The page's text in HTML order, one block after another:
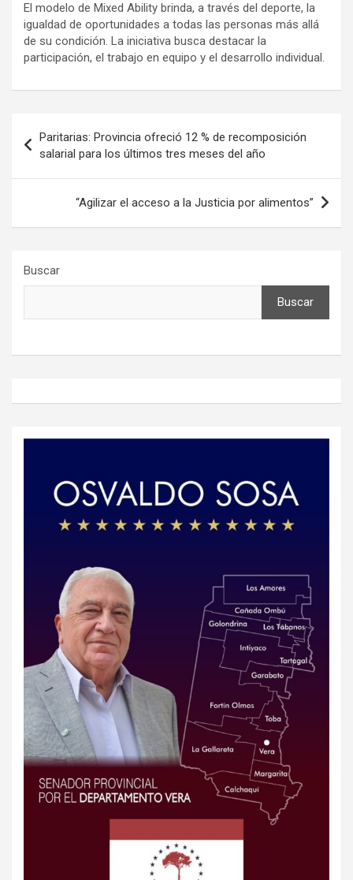
El modelo de Mixed Ability brinda, a través del deporte, la
igualdad de oportunidades a todas las personas más allá
de su condición. La iniciativa busca destacar la
participación, el trabajo en equipo y el desarrollo individual.
de
entradas
Paritarias: Provincia ofreció 12 % de recomposición
salarial para los últimos tres meses del año
“Agilizar el acceso a la Justicia por alimentos”
Buscar
Buscar